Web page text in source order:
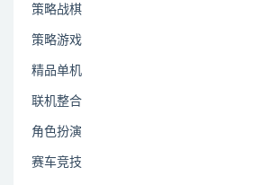
策略战棋
策略游戏
精品单机
联机整合
角色扮演
赛车竞技